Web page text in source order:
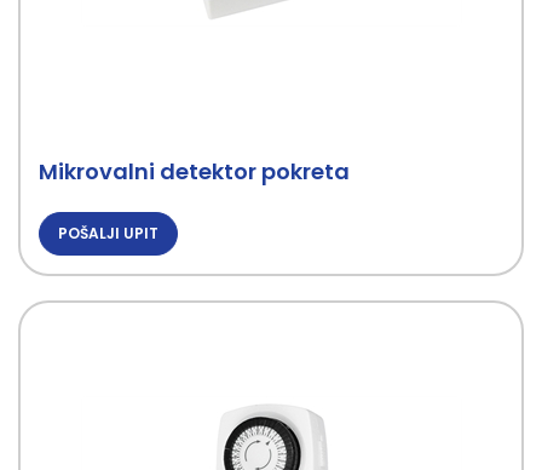
Mikrovalni detektor pokreta
POŠALJI UPIT